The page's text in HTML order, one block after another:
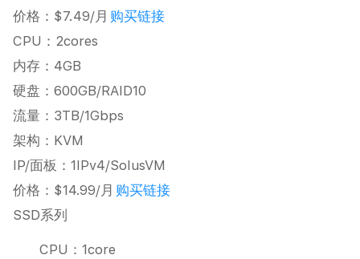
价格：$7.49/月 购买链接
CPU：2cores
内存：4GB
硬盘：600GB/RAID10
流量：3TB/1Gbps
架构：KVM
IP/面板：1IPv4/SolusVM
价格：$14.99/月 购买链接
SSD系列
CPU：1core